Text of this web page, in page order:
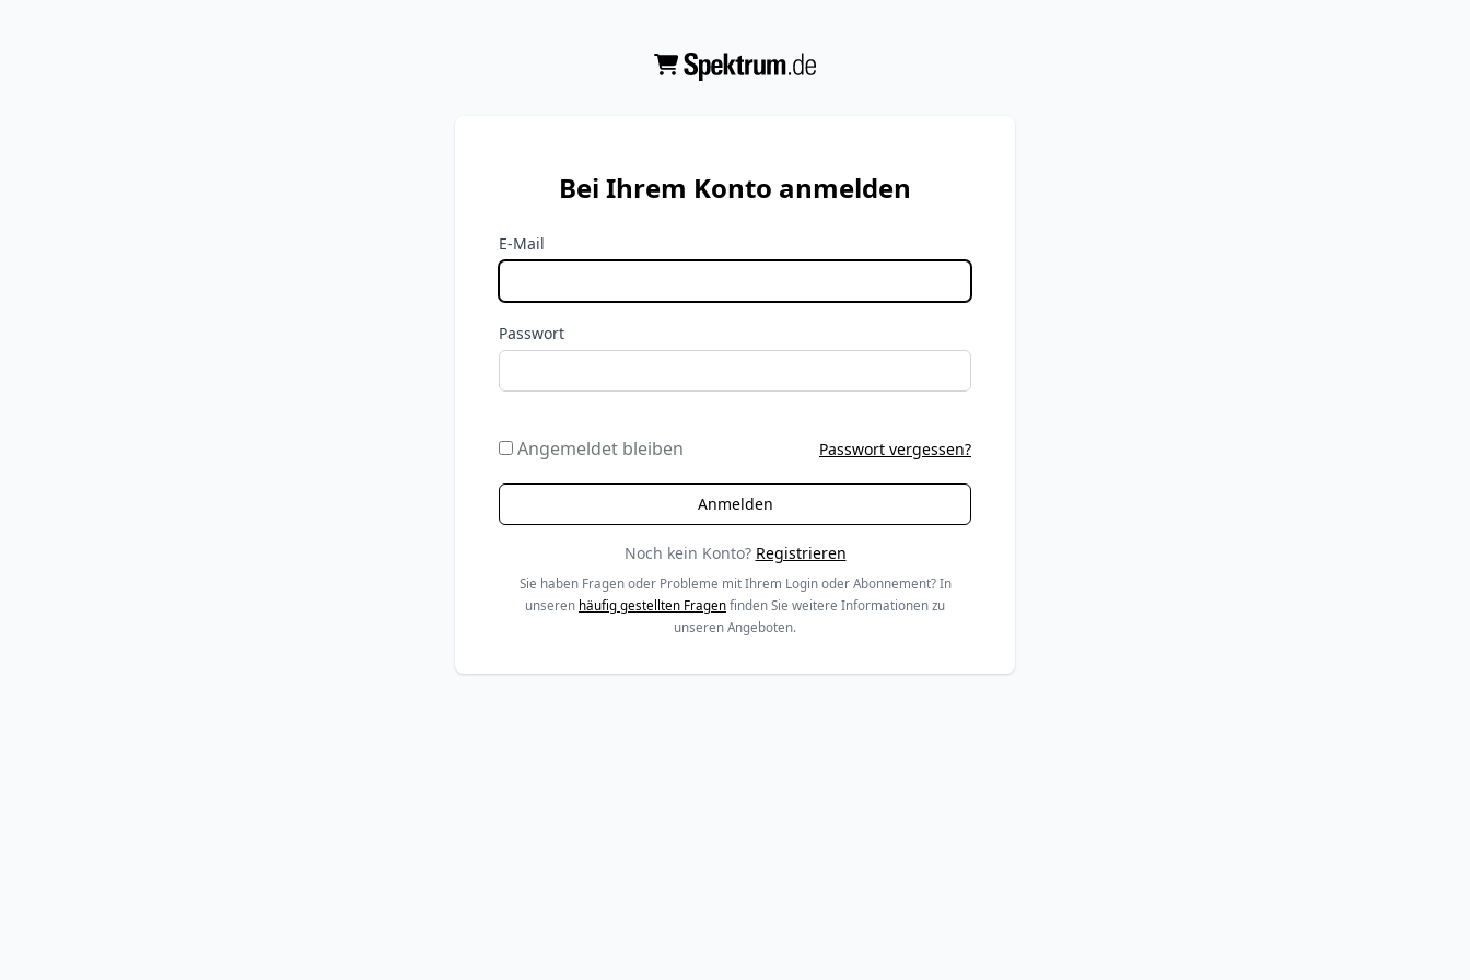
Bei Ihrem Konto anmelden
E-Mail
Passwort
Angemeldet bleiben Passwort vergessen?
Noch kein Konto? Registrieren
Sie haben Fragen oder Probleme mit Ihrem Login oder Abonnement? In
unseren häufig gestellten Fragen finden Sie weitere Informationen zu
unseren Angeboten.